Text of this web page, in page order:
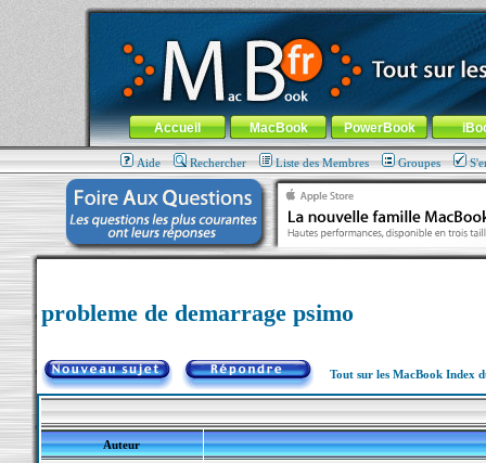
MacBook-fr.com : 100% Apple... 100% nomade !
Aller au contenu-Aller au menu général-Aller au menu de
Menu général
Accueil MacBook PowerBook
Aide Rechercher Liste des Membres Groupes
probleme de demarrage psimo
Tout sur les MacBook Index
Auteur